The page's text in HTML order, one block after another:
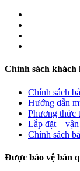
Chính sách khách
Chính sách
Hướng dẫn
Phương thức
Lắp đặt –
Chính sách
Được bảo vệ bản